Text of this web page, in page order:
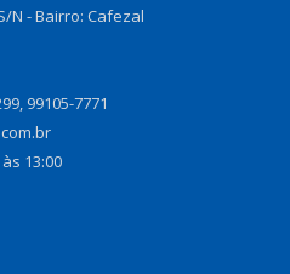
N - Bairro: Cafezal
99105-7771
13:00